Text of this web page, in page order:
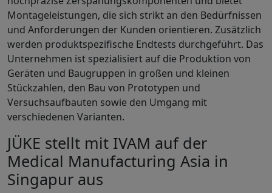
Montageleistungen, die sich strikt an den Bedürfnissen
und Anforderungen der Kunden orientieren. Zusätzlich
werden produktspezifische Endtests durchgeführt. Das
Unternehmen ist spezialisiert auf die Produktion von
Geräten und Baugruppen in großen und kleinen
Stückzahlen, den Bau von Prototypen und
Versuchsaufbauten sowie den Umgang mit
verschiedenen Varianten.
JÜKE stellt mit IVAM auf der
Medical Manufacturing Asia in
Singapur aus